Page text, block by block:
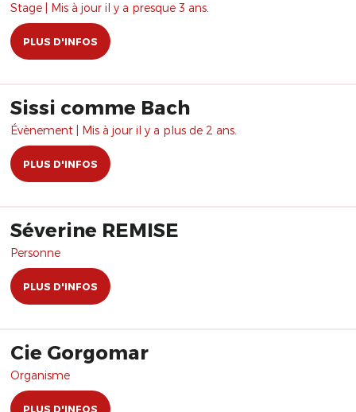
Stage | Mis à jour il y a presque 3 ans.
PLUS D'INFOS
Sissi comme Bach
Évènement | Mis à jour il y a plus de 2 ans.
PLUS D'INFOS
Séverine REMISE
Personne
PLUS D'INFOS
Cie Gorgomar
Organisme
PLUS D'INFOS